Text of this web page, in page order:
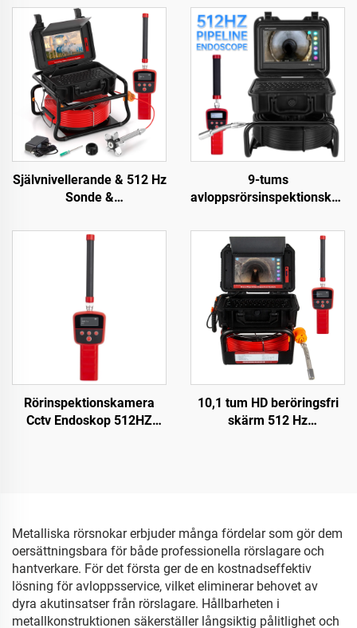
Självnivellerande & 512 Hz
Sonde &
tum pekskärm mätare
dräneringskamera
9-tums
självnivellerande
industriellt endoskop 23
mm huvud
avloppsrörskamera med
lokalisering
Rörinspektionskamera
Cctv Endoskop 512HZ
10,1 tum HD beröringsfri
skärm 512 Hz
Metalliska rörsnokar erbjuder många fördelar som gör dem
oersättningsbara för både professionella rörslagare och
hantverkare. För det första ger de en kostnadseffektiv
lösning för avloppsservice, vilket eliminerar behovet av
dyra akutinsatser från rörslagare. Hållbarheten i
metallkonstruktionen säkerställer långsiktig pålitlighet och